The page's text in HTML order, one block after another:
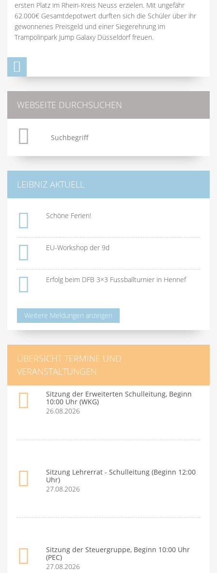
ersten Platz im Rhein-Kreis Neuss erzielen. Mit ungefähr
62.000€ Gesamtdepotwert durften sich die Schüler über ihr
gewonnenes Preisgeld und einer Siegerehrung im
Trampolinpark Jump Galaxy Düsseldorf freuen.
WEBSEITE DURCHSUCHEN
LEIBNIZ AKTUELL
Schöne Ferien!
EU-Workshop der 9d
Erfolg beim DFB 3×3 Fussballturnier in Hennef
Weitere Meldungen anzeigen
ÜBERSICHT TERMINE UND
VERANSTALTUNGEN
Sitzung der Erweiterten Schulleitung, Beginn
10:00 Uhr (WKG)
26.08.2026
Sitzung Lehrerrat - Schulleitung (Beginn 12:00
Uhr)
27.08.2026
Sitzung der Steuergruppe, Beginn 10:00 Uhr
(PEC)
27.08.2026